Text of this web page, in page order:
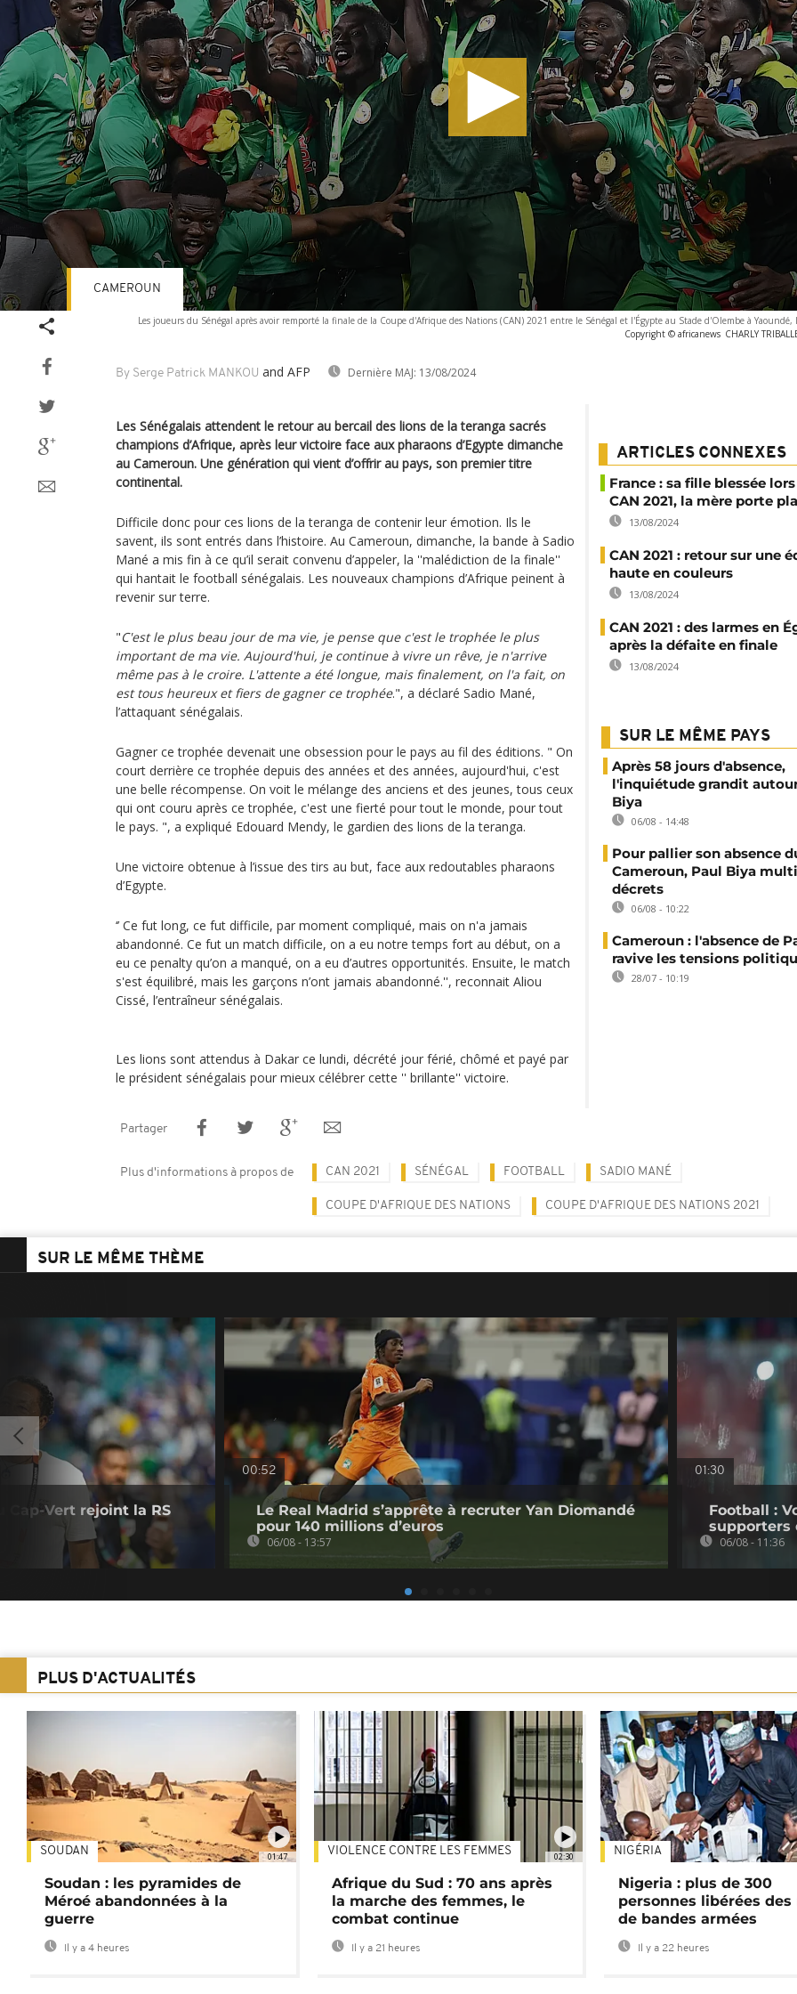
Les joueurs du Sénégal après avoir remporté la finale de la Coupe d'Afrique des Nations (CAN) 2021 entre le Sénégal et l'Égypte au Stade d'Olembe à
Copyright © africanews CHARLY
By Serge Patrick MANKOU and AFP Dernière MAJ: 13/08/2024
CAMEROUN
Les Sénégalais attendent le retour au bercail des lions de la teranga sacrés
champions d’Afrique, après leur victoire face aux pharaons d’Egypte dimanche
au Cameroun. Une génération qui vient d’offrir au pays, son premier titre
continental.
Difficile donc pour ces lions de la teranga de contenir leur émotion. Ils le
savent, ils sont entrés dans l’histoire. Au Cameroun, dimanche, la bande à Sadio
Mané a mis fin à ce qu’il serait convenu d’appeler, la ''malédiction de la finale''
qui hantait le football sénégalais. Les nouveaux champions d’Afrique peinent à
revenir sur terre.
"C'est le plus beau jour de ma vie, je pense que c'est le trophée le plus
important de ma vie. Aujourd'hui, je continue à vivre un rêve, je n'arrive
même pas à le croire. L'attente a été longue, mais finalement, on l'a fait, on
est tous heureux et fiers de gagner ce trophée.", a déclaré Sadio Mané,
l’attaquant sénégalais.
Gagner ce trophée devenait une obsession pour le pays au fil des éditions. " On
court derrière ce trophée depuis des années et des années, aujourd'hui, c'est
une belle récompense. On voit le mélange des anciens et des jeunes, tous ceux
qui ont couru après ce trophée, c'est une fierté pour tout le monde, pour tout
le pays. ", a expliqué Edouard Mendy, le gardien des lions de la teranga.
Une victoire obtenue à l’issue des tirs au but, face aux redoutables pharaons
d’Egypte.
‘’ Ce fut long, ce fut difficile, par moment compliqué, mais on n'a jamais
abandonné. Ce fut un match difficile, on a eu notre temps fort au début, on a
eu ce penalty qu’on a manqué, on a eu d’autres opportunités. Ensuite, le match
s'est équilibré, mais les garçons n’ont jamais abandonné.'', reconnait Aliou
Cissé, l’entraîneur sénégalais.
Les lions sont attendus à Dakar ce lundi, décrété jour férié, chômé et payé par
le président sénégalais pour mieux célébrer cette '' brillante'' victoire.
ARTICLES CONNEXES
France : sa fille blessée
CAN 2021, la mère porte
13/08/2024
CAN 2021 : retour sur une
haute en couleurs
13/08/2024
CAN 2021 : des larmes en
après la défaite en finale
13/08/2024
SUR LE MÊME PAYS
Après 58 jours d'absence,
l'inquiétude grandit
Biya
06/08 - 14:48
Pour pallier son absence
Cameroun, Paul Biya
décrets
06/08 - 10:22
Cameroun : l'absence de
ravive les tensions
28/07 - 10:19
Partager
Plus d'informations à propos de CAN 2021 SÉNÉGAL FOOTBALL SADIO MANÉ
COUPE D'AFRIQUE DES NATIONS COUPE D'AFRIQUE DES NATIONS 2021
SUR LE MÊME THÈME
Cap-Vert rejoint la RS
00:52
Le Real Madrid s’apprête à recruter Yan Diomandé
pour 140 millions d’euros
06/08 - 13:57
01:30
Football :
supporters
06/08 - 11:36
PLUS D'ACTUALITÉS
01:47
SOUDAN
Soudan : les pyramides de
Méroé abandonnées à la
guerre
Il y a 4 heures
02:30
VIOLENCE CONTRE LES FEMMES
Afrique du Sud : 70 ans après
la marche des femmes, le
combat continue
Il y a 21 heures
NIGÉRIA
Nigeria : plus de 300
personnes libérées des
de bandes armées
Il y a 22 heures